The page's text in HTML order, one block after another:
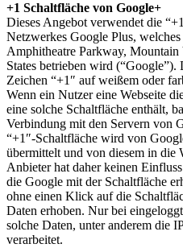
+1 Schaltfläche von Google+
Dieses Angebot verwendet die
Netzwerkes Google Plus,
Amphitheatre Parkway,
States betrieben wird (“Google”).
Zeichen “+1″ auf weißem oder
Wenn ein Nutzer eine Webseite
eine solche Schaltfläche enthält,
Verbindung mit den Servern von
“+1″-Schaltfläche wird von
übermittelt und von diesem in die
Anbieter hat daher keinen
die Google mit der Schaltfläche
ohne einen Klick auf die
Daten erhoben. Nur bei
solche Daten, unter anderem die
verarbeitet.